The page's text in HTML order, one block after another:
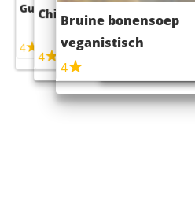
Guacamole
4
Chili con carne
4
Bruine bonensoep
veganistisch
4
Sushi rijstsalade
maaltijdsalade
4